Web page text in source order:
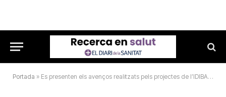
Portada » Es presenten els avenços realitzats pels projectes de l’IDIBAPS de la Marató 2018